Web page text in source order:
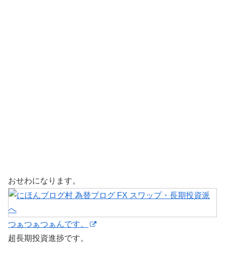
おせわになります。
つぁつぁつぁんです。
超長期投資進捗です。